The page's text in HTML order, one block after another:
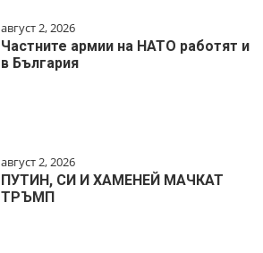
август 2, 2026
Частните армии на НАТО работят и
в България
август 2, 2026
ПУТИН, СИ И ХАМЕНЕЙ МАЧКАТ
ТРЪМП